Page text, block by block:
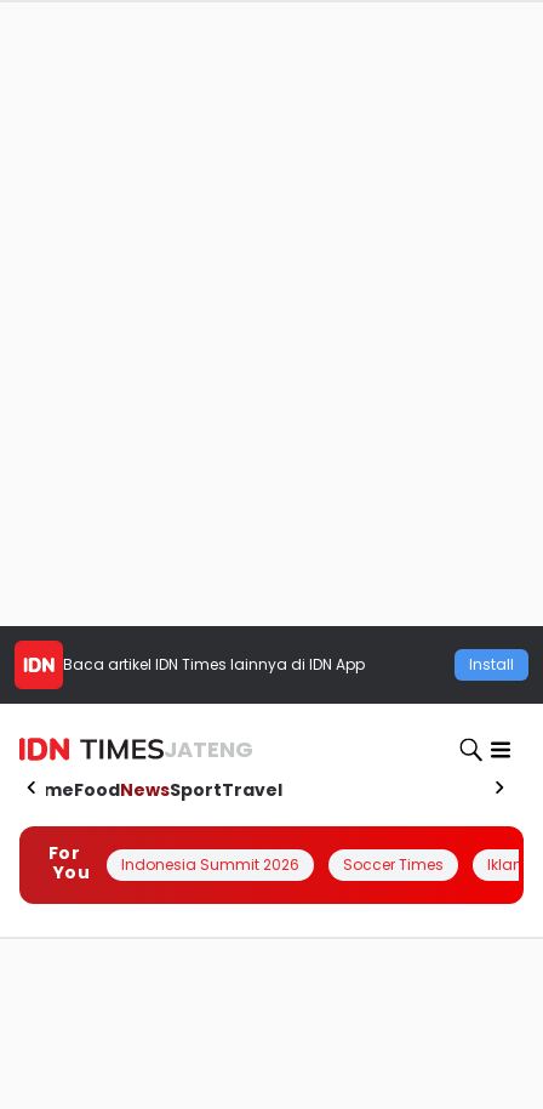
Baca artikel IDN Times lainnya di IDN App Install
JATENG
HomeFoodNewsSportTravel
For
You
Indonesia Summit 2026 Soccer Times Iklanin